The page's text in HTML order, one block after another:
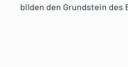
bilden den Grundstein des